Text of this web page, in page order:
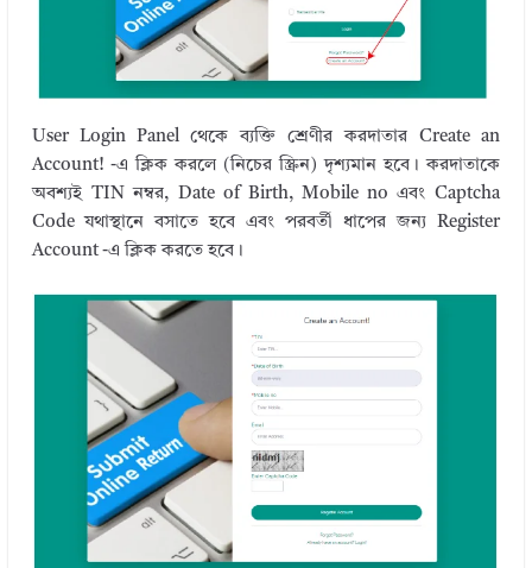
User Login Panel থেকে ব্যক্তি শ্রেণীর করদাতার Create an
Account! -এ ক্লিক করলে (নিচের স্ক্রিন) দৃশ্যমান হবে। করদাতাকে
অবশ্যই TIN নম্বর, Date of Birth, Mobile no এবং Captcha
Code যথাস্থানে বসাতে হবে এবং পরবর্তী ধাপের জন্য Register
Account -এ ক্লিক করতে হবে।